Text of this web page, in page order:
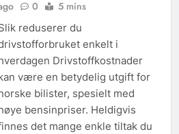
0 5 mins
reduserer du
enkelt i
Drivstoffkostnader
være en betydelig utgift for
bilister, spesielt med
bensinpriser. Heldigvis
det mange enkle tiltak du